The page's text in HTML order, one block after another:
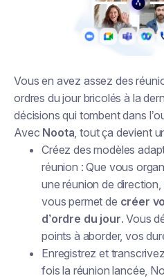
Vous en avez assez des
ordres du jour bricolés à la
décisions qui tombent dans
Avec Noota, tout ça devient
Créez des modèles
réunion : Que vous
une réunion de
vous permet de créer
d’ordre du jour. Vous
points à aborder, vos
Enregistrez et
fois la réunion lancée,